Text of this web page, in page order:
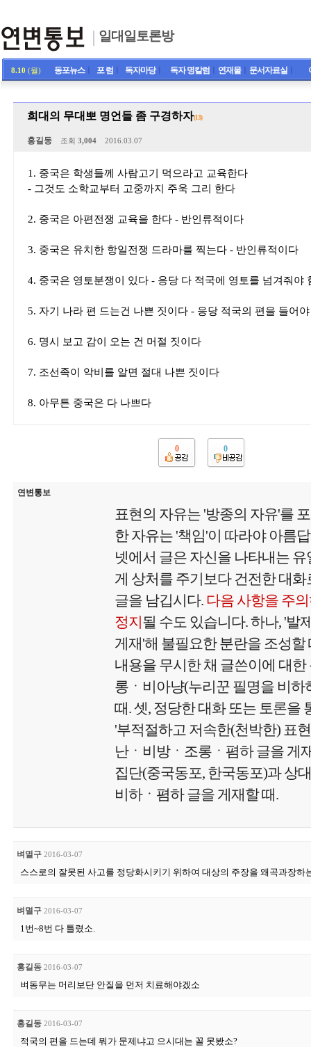
일대일토론방
8.10 (월) 동포뉴스ㅣ 포 럼 독자마당ㅣ 독자 명칼럼 연재물ㅣ 문서자료실
희대의 무대뽀 명언들 좀 구경하자(13)
홍길동 조회 3,004 2016.03.07
1. 중국은 학생들께 사람고기 먹으라고 교육한다
- 그것도 소학교부터 고중까지 주욱 그리 한다
2. 중국은 아편전쟁 교육을 한다 - 반인류적이다
3. 중국은 유치한 항일전쟁 드라마를 찍는다 - 반인류적이다
4. 중국은 영토분쟁이 있다 - 응당 다 적국에 영토를 넘겨줘야
5. 자기 나라 편 드는건 나쁜 짓이다 - 응당 적국의 편을 들어
6. 명시 보고 감이 오는 건 머절 짓이다
7. 조선족이 악비를 알면 절대 나쁜 짓이다
8. 아무튼 중국은 다 나쁘다
0 0
연변통보
표현의 자유는 '방종의 자유'를
한 자유는 '책임'이 따라야 아름
넷에서 글은 자신을 나타내는
게 상처를 주기보다 건전한 대화
글을 남깁시다. 다음 사항을 주
정지될 수도 있습니다. 하나, '발
게재'해 불필요한 분란을 조성할
내용을 무시한 채 글쓴이에 대
롱ㆍ비아냥(누리꾼 필명을 비하
때. 셋, 정당한 대화 또는 토론을
'부적절하고 저속한(천박한) 표
난ㆍ비방ㆍ조롱ㆍ폄하 글을 게
집단(중국동포, 한국동포)과 상
비하ㆍ폄하 글을 게재할 때.
벼멸구 2016-03-07
스스로의 잘못된 사고를 정당화시키기 위하여 대상의 주장을 왜곡과장하
벼멸구 2016-03-07
1번~8번 다 틀렸소.
홍길동 2016-03-07
벼동무는 머리보단 안질을 먼저 치료해야겠소
홍길동 2016-03-07
적국의 편을 드는데 뭐가 문제냐고 으시대는 꼴 못봤소?